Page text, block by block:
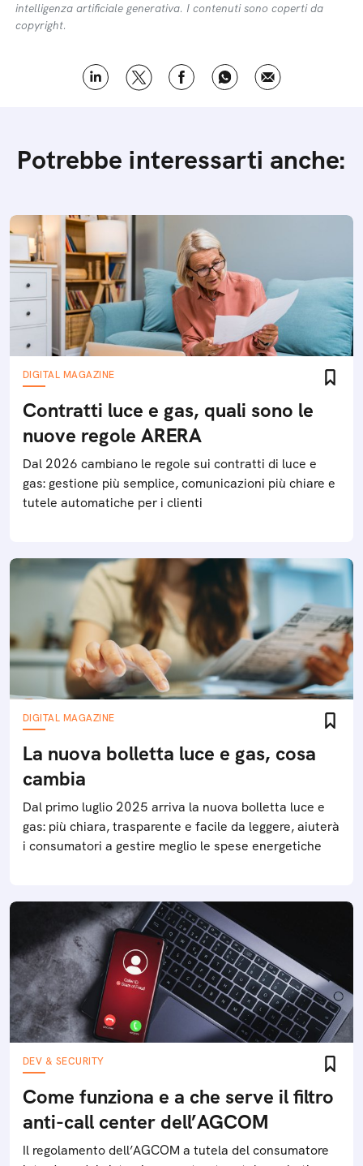
intelligenza artificiale generativa. I contenuti sono coperti da
copyright.
Potrebbe interessarti anche:
DIGITAL MAGAZINE
Contratti luce e gas, quali sono le
nuove regole ARERA
Dal 2026 cambiano le regole sui contratti di luce e
gas: gestione più semplice, comunicazioni più chiare e
tutele automatiche per i clienti
DIGITAL MAGAZINE
La nuova bolletta luce e gas, cosa
cambia
Dal primo luglio 2025 arriva la nuova bolletta luce e
gas: più chiara, trasparente e facile da leggere, aiuterà
i consumatori a gestire meglio le spese energetiche
DEV & SECURITY
Come funziona e a che serve il filtro
anti-call center dell’AGCOM
Il regolamento dell’AGCOM a tutela del consumatore